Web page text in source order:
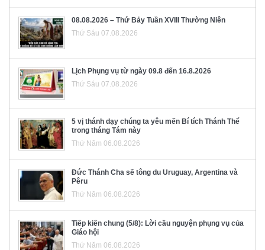
08.08.2026 – Thứ Bảy Tuần XVIII Thường Niên
Thứ Sáu 07.08.2026
Lịch Phụng vụ từ ngày 09.8 đến 16.8.2026
Thứ Sáu 07.08.2026
5 vị thánh dạy chúng ta yêu mến Bí tích Thánh Thể
trong tháng Tám này
Thứ Năm 06.08.2026
Đức Thánh Cha sẽ tông du Uruguay, Argentina và
Pêru
Thứ Năm 06.08.2026
Tiếp kiến chung (5/8): Lời cầu nguyện phụng vụ của
Giáo hội
Thứ Năm 06.08.2026